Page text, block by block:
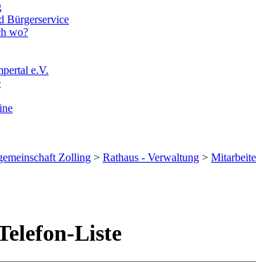
Bürgerservice
wo?
e.V.
Zolling > Rathaus - Verwaltung >
Liste